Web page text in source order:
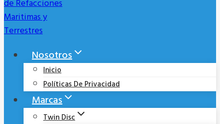
Nosotros
Inicio
Políticas De Privacidad
Marcas
Twin Disc